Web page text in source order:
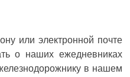
или электронной почте
о наших ежедневниках
в нашем